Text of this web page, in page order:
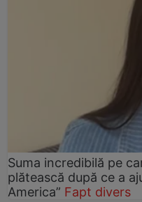
Suma incredibilă pe
plătească după ce a
America” Fapt divers